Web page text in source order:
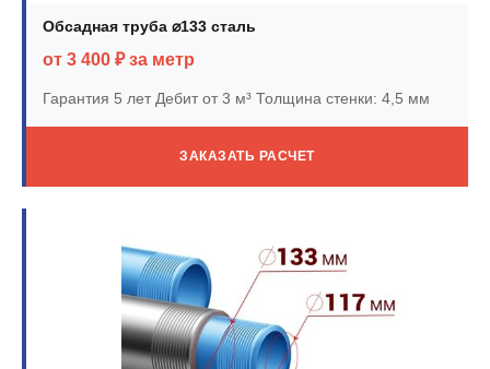
Обсадная труба ⌀133 сталь
от 3 400 ₽ за метр
Гарантия 5 летДебит от 3 м³ Толщина стенки: 4,5 мм
ЗАКАЗАТЬ РАСЧЕТ